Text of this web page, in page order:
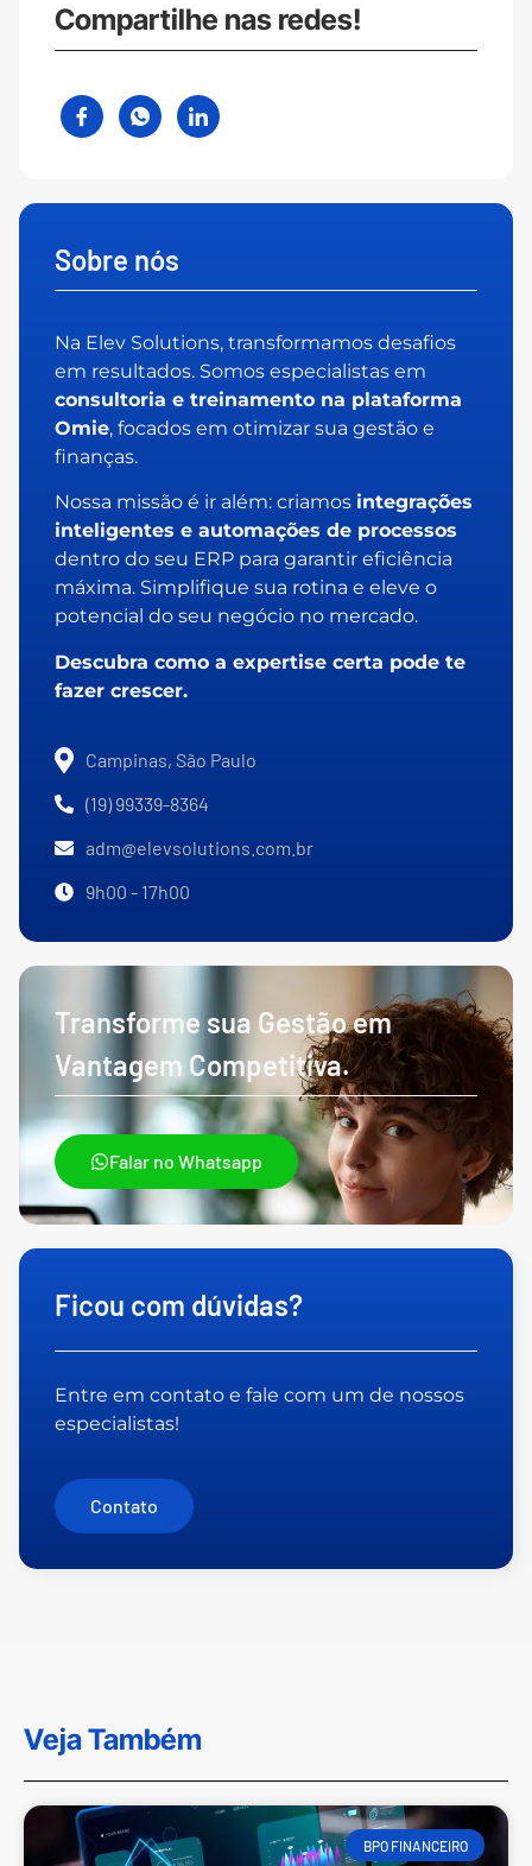
Compartilhe nas redes!
Sobre nós
Na Elev Solutions, transformamos desafios
em resultados. Somos especialistas em
consultoria e treinamento na plataforma
Omie, focados em otimizar sua gestão e
finanças.
Nossa missão é ir além: criamos integrações
inteligentes e automações de processos
dentro do seu ERP para garantir eficiência
máxima. Simplifique sua rotina e eleve o
potencial do seu negócio no mercado.
Descubra como a expertise certa pode te
fazer crescer.
Campinas, São Paulo
(19) 99339-8364
adm@elevsolutions.com.br
9h00 - 17h00
Transforme sua Gestão em
Vantagem Competitiva.
Falar no Whatsapp
Ficou com dúvidas?
Entre em contato e fale com um de nossos
especialistas!
Contato
Veja Também
BPO FINANCEIRO